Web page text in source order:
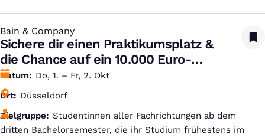
Bain & Company
:
Sichere dir einen Praktikumsplatz &
die Chance auf ein 10.000 Euro-
Stipendium!
Datum
Do, 1. – Fr, 2. Okt
Ort
Düsseldorf
Zielgruppe
Studentinnen aller Fachrichtungen ab dem
dritten Bachelorsemester, die ihr Studium frühestens im